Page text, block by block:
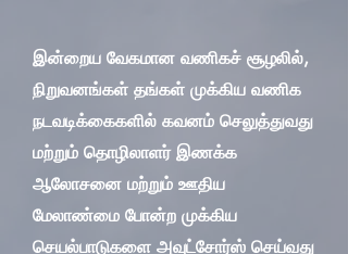
இன்றைய வேகமான வணிகச் சூழலில்,
நிறுவனங்கள் தங்கள் முக்கிய வணிக
நடவடிக்கைகளில் கவனம் செலுத்துவது
மற்றும் தொழிலாளர் இணக்க
ஆலோசனை மற்றும் ஊதிய
மேலாண்மை போன்ற முக்கிய
செயல்பாடுகளை அவுட்சோர்ஸ் செய்வது